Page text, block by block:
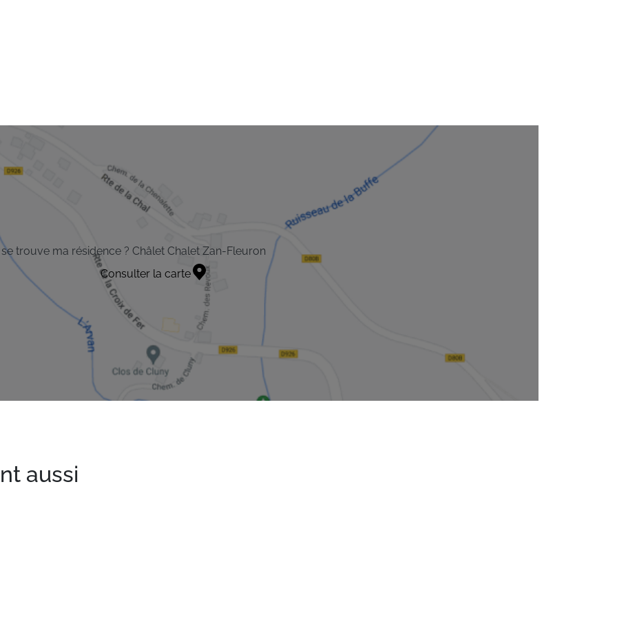
trouve ma résidence ? Châlet Chalet Zan-Fleuron
Consulter la carte
aussi